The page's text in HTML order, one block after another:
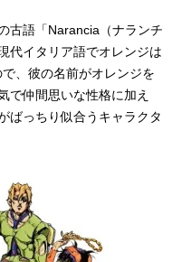
古語「Narancia（ナランチ
代イタリア語でオレンジは
、彼の名前がオレンジを
で仲間思いな性格に加え
ばっちり似合うキャラクタ